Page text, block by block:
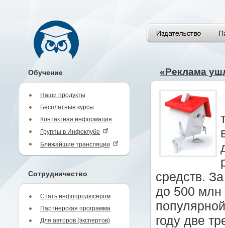
Обучение
Наши продукты
Бесплатные курсы
Контактная информация
Группы в Инфоклубе
Ближайшие трансляции
Сотрудничество
Стать инфопродюсером
Партнерская программа
Для авторов (экспертов)
«Реклама
средств.
до 500 млн
году две